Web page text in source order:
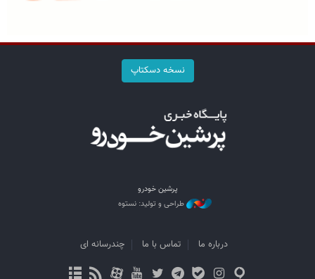
نسخه دسکتاپ
پرشین خودرو
طراحی و تولید: نستوه
درباره ما تماس با ما چندرسانه ای